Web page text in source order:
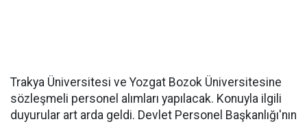
Trakya Üniversitesi ve Yozgat Bozok Üniversitesine
sözleşmeli personel alımları yapılacak. Konuyla ilgili
duyurular art arda geldi. Devlet Personel Başkanlığı'nın